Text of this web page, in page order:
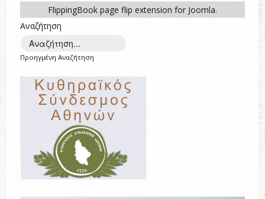
FlippingBook page flip extension for Joomla.
Αναζήτηση
Προηγμένη Αναζήτηση